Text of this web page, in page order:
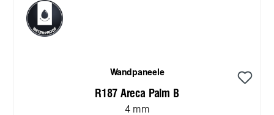
Wandpaneele
R187 Areca Palm B
4 mm